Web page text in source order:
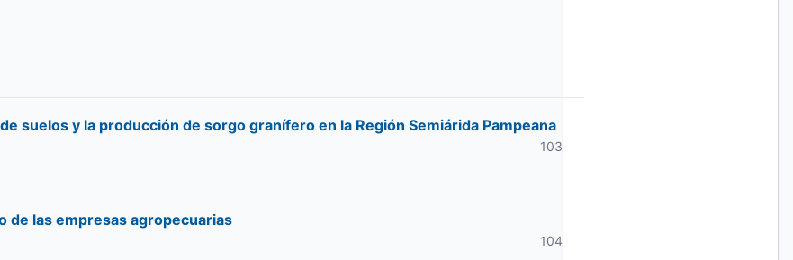
suelos y la producción de sorgo granífero en la Región Semiárida Pampeana
103
de las empresas agropecuarias
104